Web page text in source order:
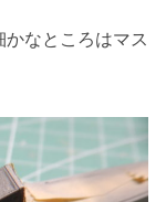
なところはマス